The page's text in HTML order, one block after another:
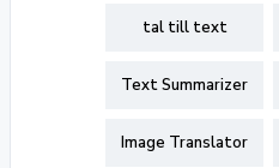
tal till text
Text Summarizer
Image Translator